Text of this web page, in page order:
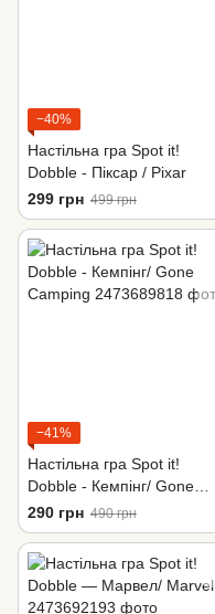
−40%
Настільна гра Spot it!
Dobble - Піксар / Pixar
299 грн 499 грн
−41%
Настільна гра Spot it!
Dobble - Кемпінг/ Gone
Camping
290 грн 490 грн